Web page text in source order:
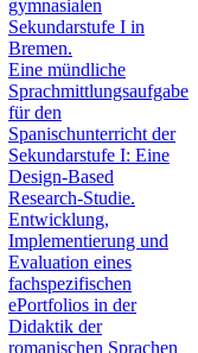
gymnasialen
Sekundarstufe I in
Bremen.
Eine mündliche
Sprachmittlungsaufgabe
für den
Spanischunterricht der
Sekundarstufe I: Eine
Design-Based
Research-Studie.
Entwicklung,
Implementierung und
Evaluation eines
fachspezifischen
ePortfolios in der
Didaktik der
romanischen Sprachen